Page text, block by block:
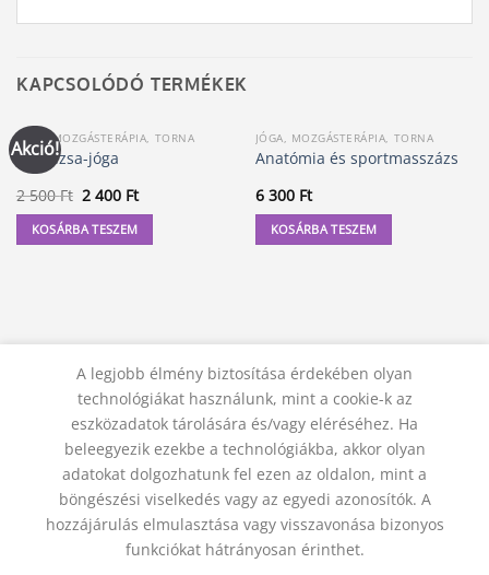
KAPCSOLÓDÓ TERMÉKEK
Akció!
JÓGA, MOZGÁSTERÁPIA, TORNA
A Rádzsa-jóga
2 500Ft Original
was:
2
500 Ft.
2 400 FtCurrent
is:
2
400 Ft.
KOSÁRBA TESZEM
JÓGA, MOZGÁSTERÁPIA, TORNA
Anatómia és sportmasszázs
6 300 Ft
KOSÁRBA TESZEM
KAPCSOLAT ADATVÉDELMI NYILATKOZAT
ÁSZF
JOGI NYILATKOZAT
SZÁLLÍTÁSI FELTÉTELEK
ELÁLLÁS A SZERZŐDÉSTŐL
© 2012 - 2026 Trigon 9000 Kft.
A legjobb élmény biztosítása érdekében olyan
technológiákat használunk, mint a cookie-k az
eszközadatok tárolására és/vagy eléréséhez. Ha
beleegyezik ezekbe a technológiákba, akkor olyan
adatokat dolgozhatunk fel ezen az oldalon, mint a
böngészési viselkedés vagy az egyedi azonosítók. A
hozzájárulás elmulasztása vagy visszavonása bizonyos
funkciókat hátrányosan érinthet.